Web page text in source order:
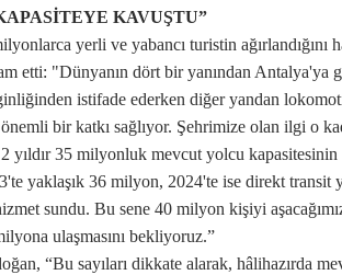
KAVUŞTU”
yerli ve yabancı turistin ağırlandığını
etti: "Dünyanın dört bir yanından Antalya'ya
istifade ederken diğer yandan
bir katkı sağlıyor. Şehrimize olan ilgi o
2 yıldır 35 milyonluk mevcut yolcu
yaklaşık 36 milyon, 2024'te ise direkt
sundu. Bu sene 40 milyon kişiyi
ulaşmasını bekliyoruz.”
“Bu sayıları dikkate alarak, hâlihazırda